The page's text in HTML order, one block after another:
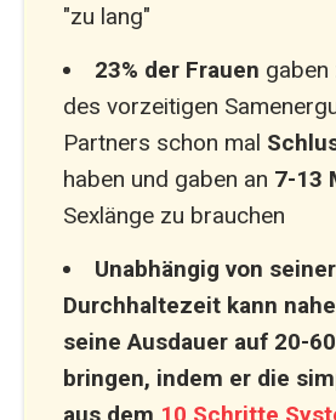
"zu lang"
23% der Frauen gaben
des vorzeitigen
Partners schon mal
haben und gaben an 7-13
Sexlänge zu brauchen
Unabhängig von
Durchhaltezeit kann
seine Ausdauer auf 20-
bringen, indem er die
aus dem 10 Schritte